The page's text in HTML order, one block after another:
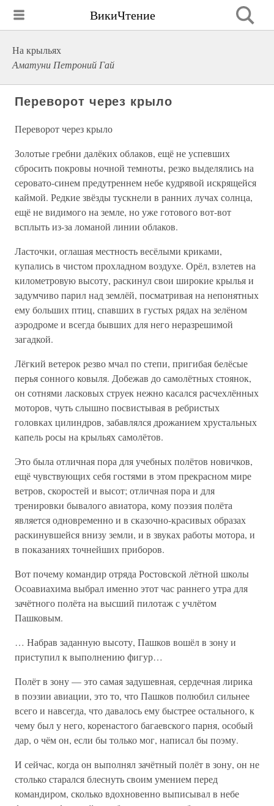
ВикиЧтение
На крыльях
Аматуни Петроний Гай
Переворот через крыло
Переворот через крыло
Золотые гребни далёких облаков, ещё не успевших
сбросить покровы ночной темноты, резко выделялись на
серовато-синем предутреннем небе кудрявой искрящейся
каймой. Редкие звёзды тускнели в ранних лучах солнца,
ещё не видимого на земле, но уже готового вот-вот
всплыть из-за ломаной линии облаков.
Ласточки, оглашая местность весёлыми криками,
купались в чистом прохладном воздухе. Орёл, взлетев на
километровую высоту, раскинул свои широкие крылья и
задумчиво парил над землёй, посматривая на непонятных
ему больших птиц, спавших в густых рядах на зелёном
аэродроме и всегда бывших для него неразрешимой
загадкой.
Лёгкий ветерок резво мчал по степи, пригибая белёсые
перья сонного ковыля. Добежав до самолётных стоянок,
он сотнями ласковых струек нежно касался расчехлённых
моторов, чуть слышно посвистывая в ребристых
головках цилиндров, забавлялся дрожанием хрустальных
капель росы на крыльях самолётов.
Это была отличная пора для учебных полётов новичков,
ещё чувствующих себя гостями в этом прекрасном мире
ветров, скоростей и высот; отличная пора и для
тренировки бывалого авиатора, кому поэзия полёта
является одновременно и в сказочно-красивых образах
раскинувшейся внизу земли, и в звуках работы мотора, и
в показаниях точнейших приборов.
Вот почему командир отряда Ростовской лётной школы
Осоавиахима выбрал именно этот час раннего утра для
зачётного полёта на высший пилотаж с учлётом
Пашковым.
… Набрав заданную высоту, Пашков вошёл в зону и
приступил к выполнению фигур…
Полёт в зону — это самая задушевная, сердечная лирика
в поэзии авиации, это то, что Пашков полюбил сильнее
всего и навсегда, что давалось ему быстрее остального, к
чему был у него, коренастого багаевского парня, особый
дар, о чём он, если бы только мог, написал бы поэму.
И сейчас, когда он выполнял зачётный полёт в зону, он не
столько старался блеснуть своим умением перед
командиром, сколько вдохновенно выписывал в небе